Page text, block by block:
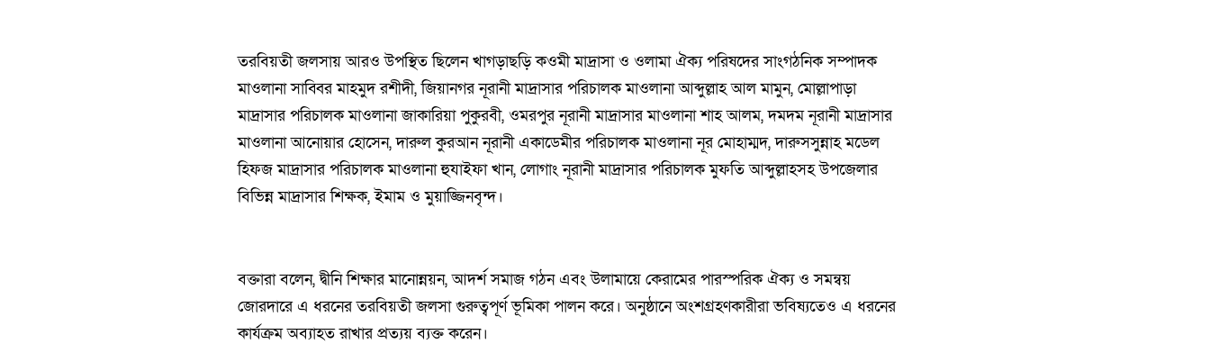
‎তরবিয়তী জলসায় আরও উপস্থিত ছিলেন খাগড়াছড়ি কওমী মাদ্রাসা ও ওলামা ঐক্য পরিষদের সাংগঠনিক সম্পাদক
মাওলানা সাব্বির মাহমুদ রশীদী, জিয়ানগর নূরানী মাদ্রাসার পরিচালক মাওলানা আব্দুল্লাহ আল মামুন, মোল্লাপাড়া
মাদ্রাসার পরিচালক মাওলানা জাকারিয়া পুকুরবী, ওমরপুর নূরানী মাদ্রাসার মাওলানা শাহ আলম, দমদম নূরানী মাদ্রাসার
মাওলানা আনোয়ার হোসেন, দারুল কুরআন নূরানী একাডেমীর পরিচালক মাওলানা নূর মোহাম্মদ, দারুসসুন্নাহ মডেল
হিফজ মাদ্রাসার পরিচালক মাওলানা হুযাইফা খান, লোগাং নূরানী মাদ্রাসার পরিচালক মুফতি আব্দুল্লাহসহ উপজেলার
বিভিন্ন মাদ্রাসার শিক্ষক, ইমাম ও মুয়াজ্জিনবৃন্দ।
‎বক্তারা বলেন, দ্বীনি শিক্ষার মানোন্নয়ন, আদর্শ সমাজ গঠন এবং উলামায়ে কেরামের পারস্পরিক ঐক্য ও সমন্বয়
জোরদারে এ ধরনের তরবিয়তী জলসা গুরুত্বপূর্ণ ভূমিকা পালন করে। অনুষ্ঠানে অংশগ্রহণকারীরা ভবিষ্যতেও এ ধরনের
কার্যক্রম অব্যাহত রাখার প্রত্যয় ব্যক্ত করেন।